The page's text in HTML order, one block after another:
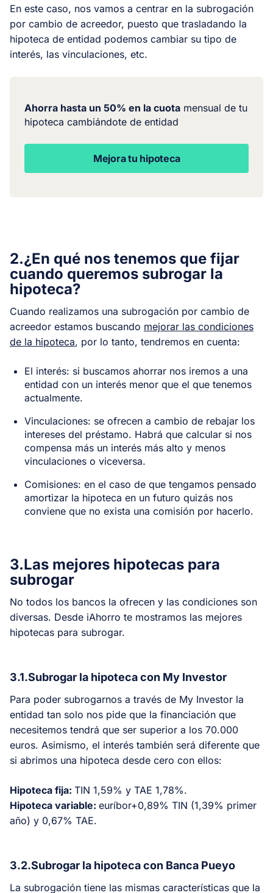
En este caso, nos vamos a centrar en la subrogación
por cambio de acreedor, puesto que trasladando la
hipoteca de entidad podemos cambiar su tipo de
interés, las vinculaciones, etc.
Ahorra hasta un 50% en la cuota mensual de tu
hipoteca cambiándote de entidad
Mejora tu hipoteca
2.¿En qué nos tenemos que fijar
cuando queremos subrogar la
hipoteca?
Cuando realizamos una subrogación por cambio de
acreedor estamos buscando mejorar las condiciones
de la hipoteca, por lo tanto, tendremos en cuenta:
El interés: si buscamos ahorrar nos iremos a una
entidad con un interés menor que el que tenemos
actualmente.
Vinculaciones: se ofrecen a cambio de rebajar los
intereses del préstamo. Habrá que calcular si nos
compensa más un interés más alto y menos
vinculaciones o viceversa.
Comisiones: en el caso de que tengamos pensado
amortizar la hipoteca en un futuro quizás nos
conviene que no exista una comisión por hacerlo.
3.Las mejores hipotecas para
subrogar
No todos los bancos la ofrecen y las condiciones son
diversas. Desde iAhorro te mostramos las mejores
hipotecas para subrogar.
3.1.Subrogar la hipoteca con My Investor
Para poder subrogarnos a través de My Investor la
entidad tan solo nos pide que la financiación que
necesitemos tendrá que ser superior a los 70.000
euros. Asimismo, el interés también será diferente que
si abrimos una hipoteca desde cero con ellos:
Hipoteca fija: TIN 1,59% y TAE 1,78%.
Hipoteca variable: euríbor+0,89% TIN (1,39% primer
año) y 0,67% TAE.
3.2.Subrogar la hipoteca con Banca Pueyo
La subrogación tiene las mismas características que la